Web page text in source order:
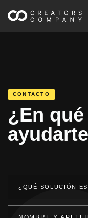
CONTACTO
¿En